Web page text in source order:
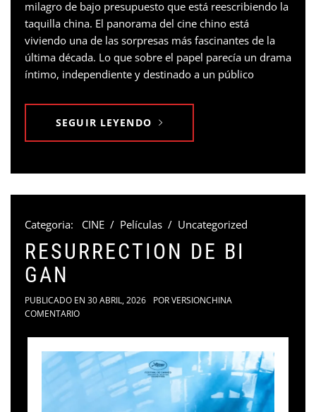
milagro de bajo presupuesto que está reescribiendo la
taquilla china. El panorama del cine chino está
viviendo una de las sorpresas más fascinantes de la
última década. Lo que sobre el papel parecía un drama
íntimo, independiente y destinado a un público
SEGUIR LEYENDO
Categoria: CINE / Películas / Uncategorized
RESURRECTION DE BI
GAN
PUBLICADO EN 30 ABRIL, 2026 PORVERSIONCHINA
COMENTARIO